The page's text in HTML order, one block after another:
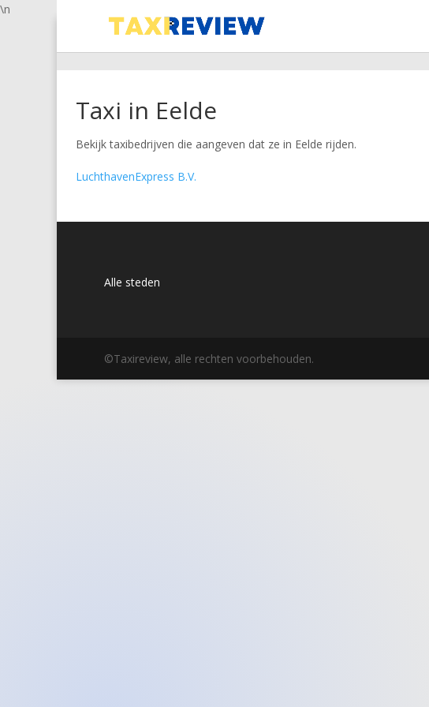
\n
Taxi in Eelde
Bekijk taxibedrijven die aangeven dat ze in Eelde rijden.
LuchthavenExpress B.V.
Alle steden
©Taxireview, alle rechten voorbehouden.